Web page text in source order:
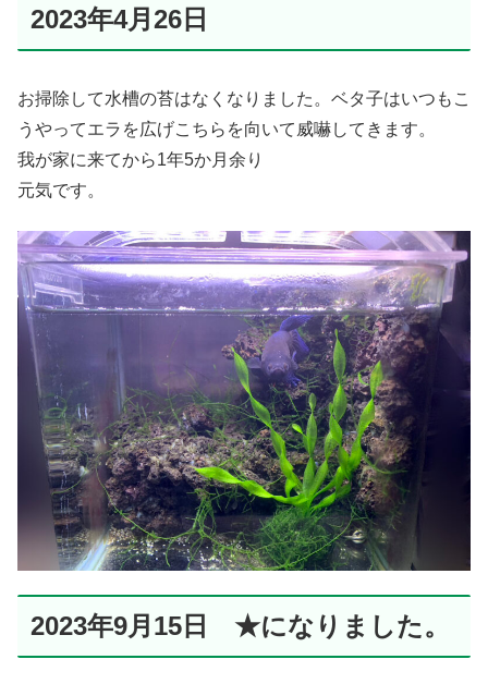
2023年4月26日
お掃除して水槽の苔はなくなりました。ベタ子はいつもこ
うやってエラを広げこちらを向いて威嚇してきます。
我が家に来てから1年5か月余り
元気です。
2023年9月15日 ★になりました。